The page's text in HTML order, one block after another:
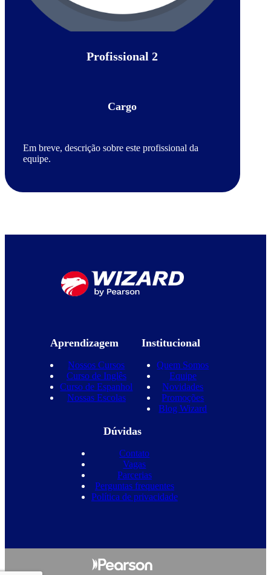
Profissional 2
Cargo
Em breve, descrição sobre este profissional da
equipe.
Aprendizagem
Nossos Cursos
Curso de Inglês
Curso de Espanhol
Nossas Escolas
Institucional
Quem Somos
Equipe
Novidades
Promoções
Blog Wizard
Dúvidas
Contato
Vagas
Parcerias
Perguntas frequentes
Política de privacidade